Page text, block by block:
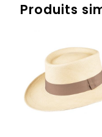
Produits